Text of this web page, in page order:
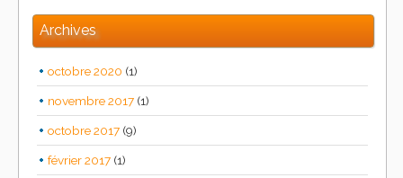
Archives
octobre 2020 (1)
novembre 2017 (1)
octobre 2017 (9)
février 2017 (1)